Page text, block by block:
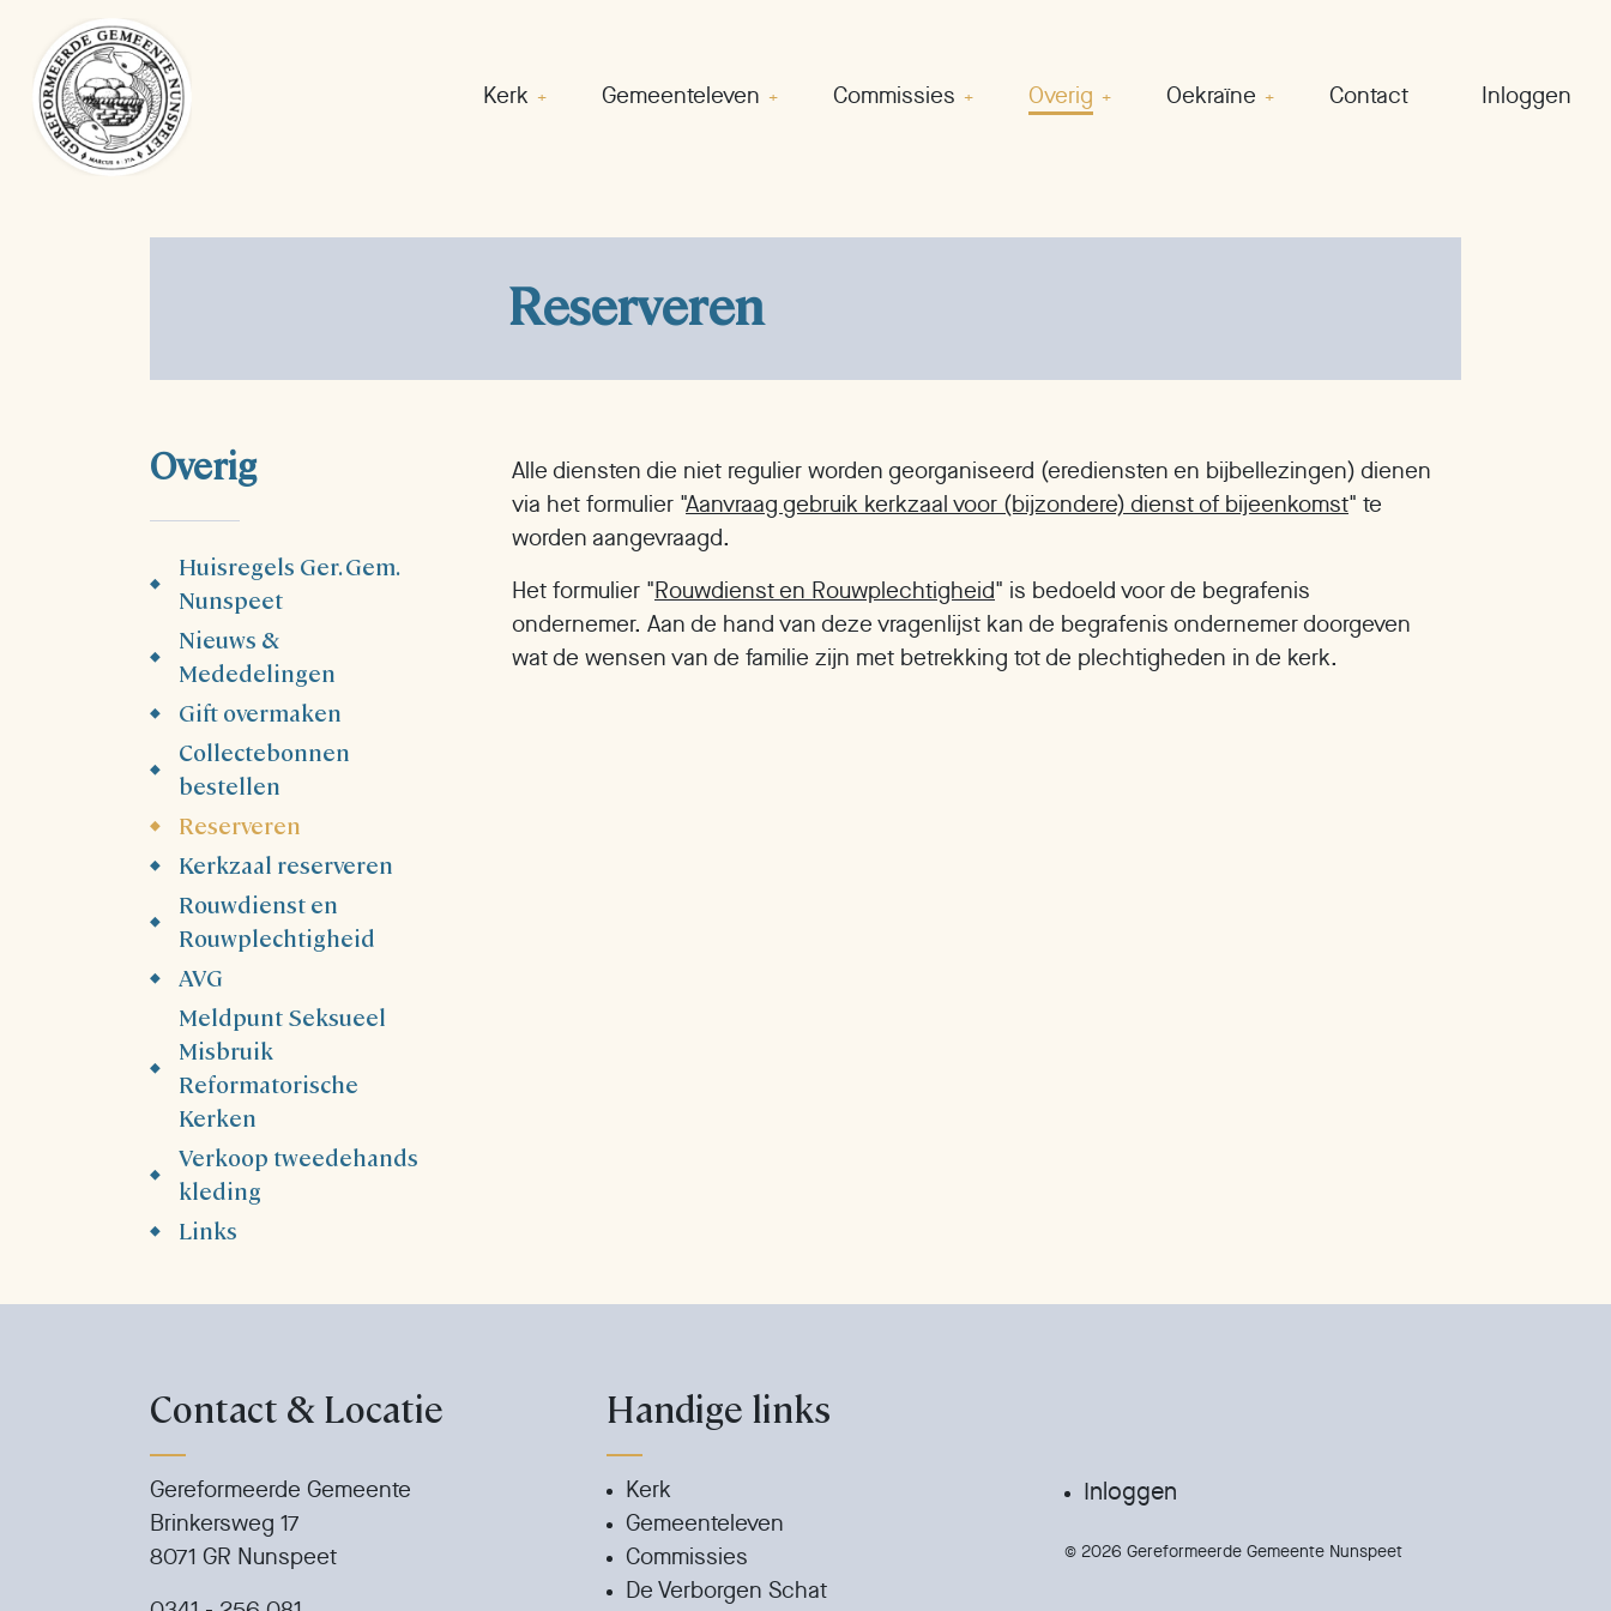
Kerk Gemeenteleven Commissies Overig Oekraïne Contact Inloggen
Reserveren
Overig
Huisregels Ger. Gem.
Nunspeet
Nieuws &
Mededelingen
Gift overmaken
Collectebonnen
bestellen
Reserveren
Kerkzaal reserveren
Rouwdienst en
Rouwplechtigheid
AVG
Meldpunt Seksueel
Misbruik
Reformatorische
Kerken
Verkoop tweedehands
kleding
Links
Alle diensten die niet regulier worden georganiseerd (erediensten en bijbellezingen) dienen
via het formulier "Aanvraag gebruik kerkzaal voor (bijzondere) dienst of bijeenkomst" te
worden aangevraagd.
Het formulier "Rouwdienst en Rouwplechtigheid" is bedoeld voor de begrafenis
ondernemer. Aan de hand van deze vragenlijst kan de begrafenis ondernemer doorgeven
wat de wensen van de familie zijn met betrekking tot de plechtigheden in de kerk.
Contact & Locatie
Gereformeerde Gemeente
Brinkersweg 17
8071 GR Nunspeet
Handige links
Kerk
Gemeenteleven
Commissies
De Verborgen Schat
Inloggen
© 2026 Gereformeerde Gemeente Nunspeet